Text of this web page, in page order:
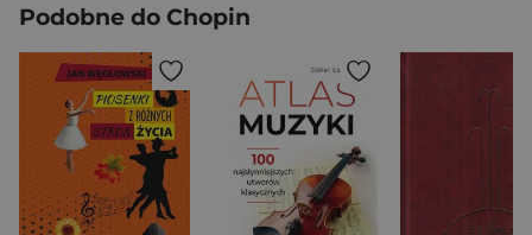
Podobne do Chopin